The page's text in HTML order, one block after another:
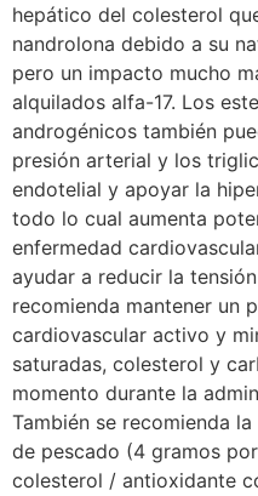
hepático del colesterol
nandrolona debido a su
pero un impacto mucho
alquilados alfa-17. Los
androgénicos también
presión arterial y los
endotelial y apoyar la
todo lo cual aumenta
enfermedad
ayudar a reducir la
recomienda mantener un
cardiovascular activo y
saturadas, colesterol y
momento durante la
También se recomienda
de pescado (4 gramos
colesterol / antioxidante